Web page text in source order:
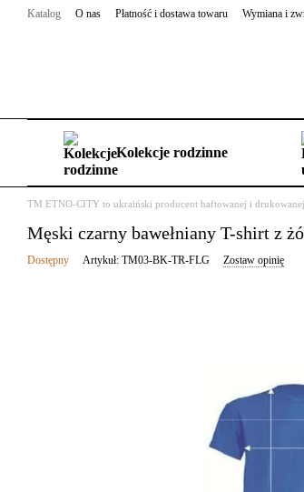
Przejdź do głównej treści
Katalog O nas Płatność i dostawa towaru Wymiana i
Kolekcje rodzinne
TM ETNO-CITY to ukraiński producent haftowanej i
Męski czarny bawełniany T-shirt z
Dostępny Artykuł: TM03-BK-TR-FLG Zostaw opinię